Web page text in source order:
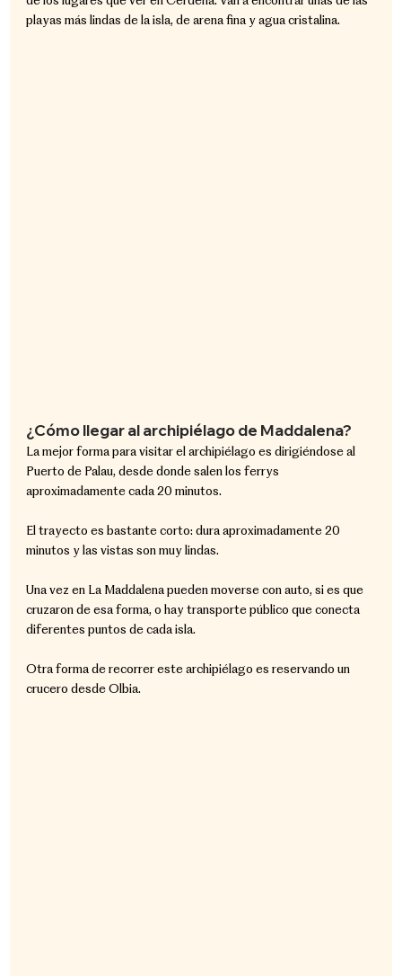
playas más lindas de la isla, de arena fina y agua cristalina.
¿Cómo llegar al archipiélago de Maddalena?
La mejor forma para visitar el archipiélago es dirigiéndose al
Puerto de Palau, desde donde salen los ferrys
aproximadamente cada 20 minutos.
El trayecto es bastante corto: dura aproximadamente 20
minutos y las vistas son muy lindas.
Una vez en La Maddalena pueden moverse con auto, si es que
cruzaron de esa forma, o hay transporte público que conecta
diferentes puntos de cada isla.
Otra forma de recorrer este archipiélago es reservando un
crucero desde Olbia.